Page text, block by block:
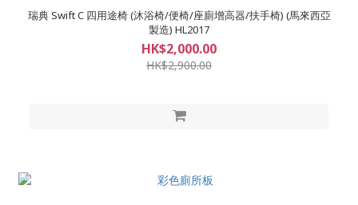
瑞典 Swift C 四用途椅 (沐浴椅/便椅/座廁增高器/扶手椅) (馬來西亞
製造) HL2017
HK$2,000.00
HK$2,900.00